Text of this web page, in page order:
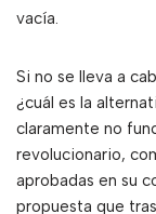
vacía.
Si no se lleva a
¿cuál es la
claramente no
revolucionario,
aprobadas en su
propuesta que